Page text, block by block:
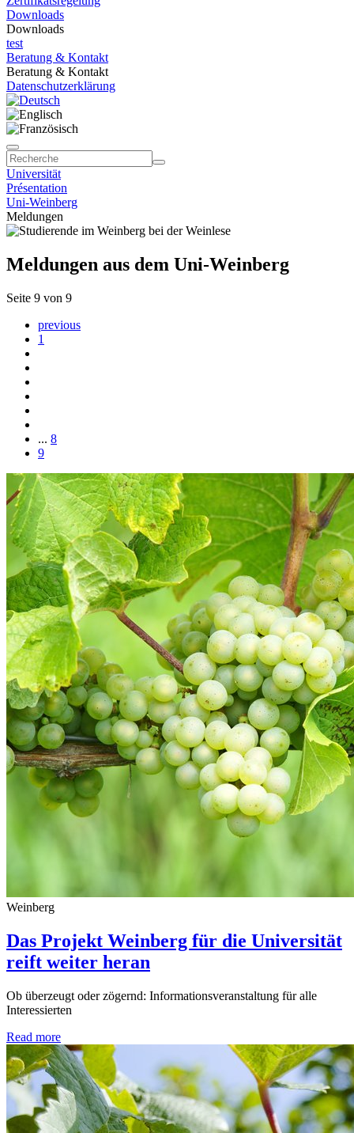
Downloads
Downloads
test
Beratung & Kontakt
Beratung & Kontakt
Datenschutzerklärung
Universität
Présentation
Uni-Weinberg
Meldungen
Meldungen aus dem Uni-Weinberg
Seite 9 von 9
previous
1
... 8
9
Weinberg
Das Projekt Weinberg für die Universität
reift weiter heran
Ob überzeugt oder zögernd: Informationsveranstaltung für alle
Interessierten
Read more